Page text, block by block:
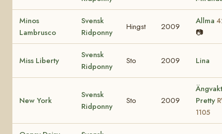
Minos
Lambrusco
Svensk
Ridponny
Hingst 2009
Allma
📷
Miss Liberty
Svensk
Ridponny
Sto 2009 Lina
New York
Svensk
Ridponny
Sto 2009
Pretty
1105